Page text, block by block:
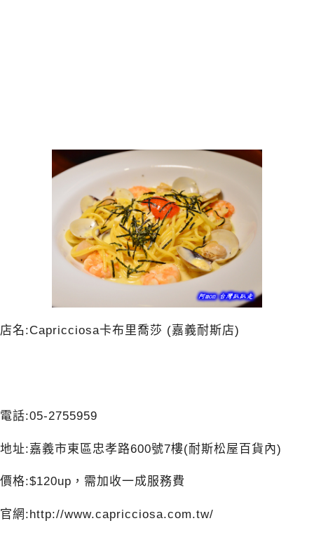
店名:Capricciosa卡布里喬莎 (嘉義耐斯店)
電話:05-2755959
地址:嘉義市東區忠孝路600號7樓(耐斯松屋百貨內)
價格:$120up，需加收一成服務費
官網:http://www.capricciosa.com.tw/